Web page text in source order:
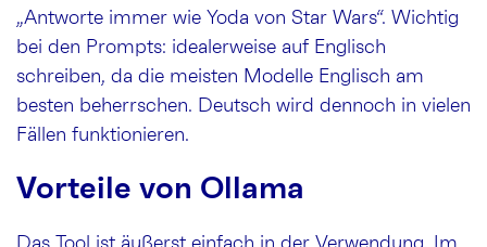
„Antworte immer wie Yoda von Star Wars“. Wichtig
bei den Prompts: idealerweise auf Englisch
schreiben, da die meisten Modelle Englisch am
besten beherrschen. Deutsch wird dennoch in vielen
Fällen funktionieren.
Vorteile von Ollama